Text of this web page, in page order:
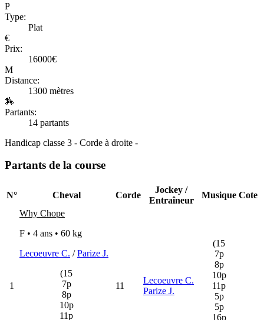
P
Type:
Plat
€
Prix:
16000€
M
Distance:
1300 mètres
🏇
Partants:
14 partants
Handicap classe 3 - Corde à droite -
Partants de la course
N° Cheval Corde
Jockey /
Entraîneur
Musique Cote
1
Why Chope
F • 4 ans • 60 kg
Lecoeuvre C. /Parize J.
(15
7p
8p
10p
11p
11
Lecoeuvre C.
Parize J.
(15
7p
8p
10p
11p
5p
5p
16p